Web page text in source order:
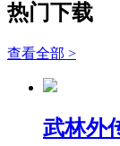
热门下载
查看全部 >
武林外